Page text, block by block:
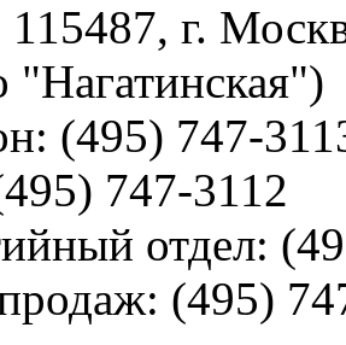
115487, г.
(495) 747-
747-3112
отдел:
(495)